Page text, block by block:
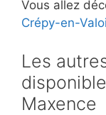
Vous allez
Crépy-en-
Les
Maxence